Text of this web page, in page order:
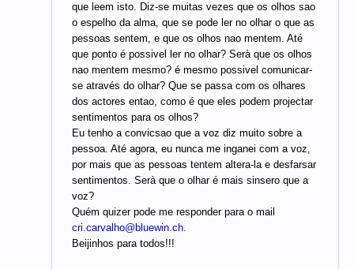
que leem isto. Diz-se muitas vezes que os olhos sao
o espelho da alma, que se pode ler no olhar o que as
pessoas sentem, e que os olhos nao mentem. Até
que ponto é possivel ler no olhar? Serà que os olhos
nao mentem mesmo? é mesmo possivel comunicar-
se através do olhar? Que se passa com os olhares
dos actores entao, como é que eles podem projectar
sentimentos para os olhos?
Eu tenho a convicsao que a voz diz muito sobre a
pessoa. Até agora, eu nunca me inganei com a voz,
por mais que as pessoas tentem altera-la e desfarsar
sentimentos. Serà que o olhar é mais sinsero que a
voz?
Quém quizer pode me responder para o mail
cri.carvalho@bluewin.ch.
Beijinhos para todos!!!